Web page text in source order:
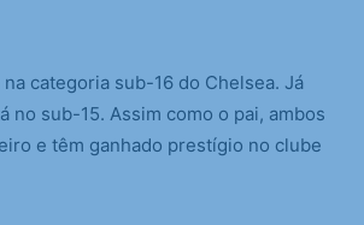
categoria sub-16 do Chelsea. Já
no sub-15. Assim como o pai, ambos
e têm ganhado prestígio no clube